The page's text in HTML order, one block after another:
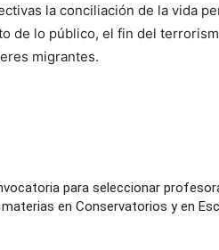
la conciliación de la vida
de lo público, el fin del
migrantes.
para seleccionar
en Conservatorios y en